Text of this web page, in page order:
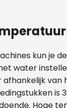
kun je de
water
van
is
Hoge